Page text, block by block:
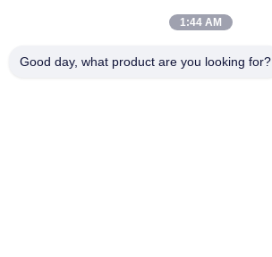
1:44 AM
Good day, what product are you looking for?